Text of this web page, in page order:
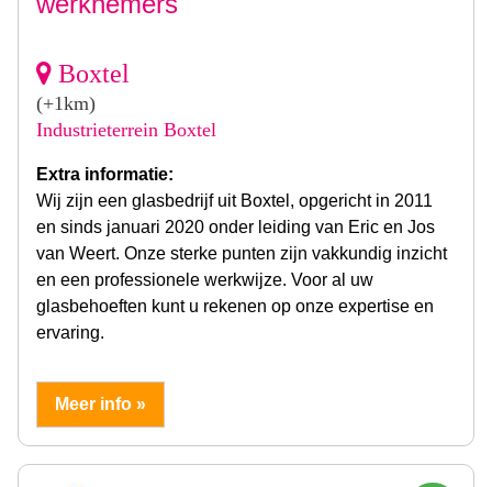
Boxtel
(+1km)
Industrieterrein Boxtel
Extra informatie:
Wij zijn een glasbedrijf uit Boxtel, opgericht in 2011
en sinds januari 2020 onder leiding van Eric en Jos
van Weert. Onze sterke punten zijn vakkundig inzicht
en een professionele werkwijze. Voor al uw
glasbehoeften kunt u rekenen op onze expertise en
ervaring.
Meer info »